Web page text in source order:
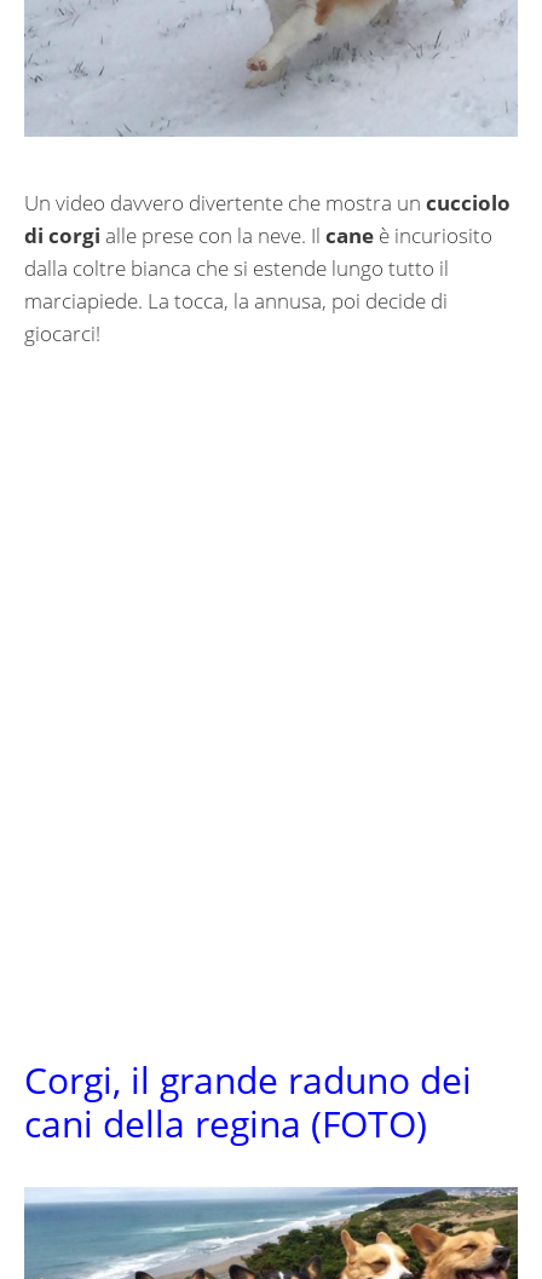
Un video davvero divertente che mostra un cucciolo
di corgi alle prese con la neve. Il cane è incuriosito
dalla coltre bianca che si estende lungo tutto il
marciapiede. La tocca, la annusa, poi decide di
giocarci!
Corgi, il grande raduno dei
cani della regina (FOTO)